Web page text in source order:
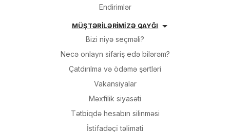
Endirimlər
MÜŞTƏRİLƏRİMİZƏ QAYĞI
Bizi niyə seçməli?
Necə onlayn sifariş edə bilərəm?
Çatdırılma və ödəmə şərtləri
Vakansiyalar
Məxfilik siyasəti
Tətbiqdə hesabın silinməsi
İsti̇fadəçi̇ təli̇mati